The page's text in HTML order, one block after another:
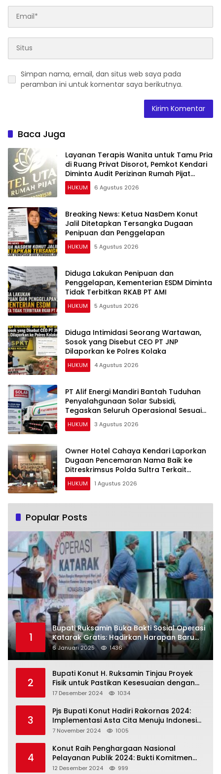
Simpan nama, email, dan situs web saya pada
peramban ini untuk komentar saya berikutnya.
Baca Juga
Layanan Terapis Wanita untuk Tamu Pria
di Ruang Privat Disorot, Pemkot Kendari
Diminta Audit Perizinan Rumah Pijat
Utami
HUKUM 6 Agustus 2026
Breaking News: Ketua NasDem Konut
Jalil Ditetapkan Tersangka Dugaan
Penipuan dan Penggelapan
HUKUM 5 Agustus 2026
Diduga Lakukan Penipuan dan
Penggelapan, Kementerian ESDM Diminta
Tidak Terbitkan RKAB PT AMI
HUKUM 5 Agustus 2026
Diduga Intimidasi Seorang Wartawan,
Sosok yang Disebut CEO PT JNP
Dilaporkan ke Polres Kolaka
HUKUM 4 Agustus 2026
PT Alif Energi Mandiri Bantah Tuduhan
Penyalahgunaan Solar Subsidi,
Tegaskan Seluruh Operasional Sesuai
Regulasi
HUKUM 3 Agustus 2026
Owner Hotel Cahaya Kendari Laporkan
Dugaan Pencemaran Nama Baik ke
Ditreskrimsus Polda Sultra Terkait
Tuduhan Penganiayaan
HUKUM 1 Agustus 2026
Popular Posts
1
Bupati Ruksamin Buka Bakti Sosial Operasi
Katarak Gratis: Hadirkan Harapan Baru
bagi Masyarakat Konut
6 Januari 2025 1436
2
Bupati Konut H. Ruksamin Tinjau Proyek
Fisik untuk Pastikan Kesesuaian dengan
Perencanaan
17 Desember 2024 1034
3
Pjs Bupati Konut Hadiri Rakornas 2024:
Implementasi Asta Cita Menuju Indonesia
Emas
7 November 2024 1005
4
Konut Raih Penghargaan Nasional
Pelayanan Publik 2024: Bukti Komitmen
Menuju Pelayanan Prima
12 Desember 2024 999